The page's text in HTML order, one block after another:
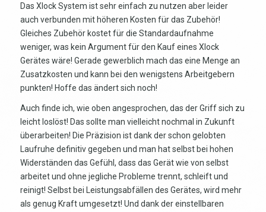
Das Xlock System ist sehr einfach zu nutzen aber leider
auch verbunden mit höheren Kosten für das Zubehör!
Gleiches Zubehör kostet für die Standardaufnahme
weniger, was kein Argument für den Kauf eines Xlock
Gerätes wäre! Gerade gewerblich mach das eine Menge an
Zusatzkosten und kann bei den wenigstens Arbeitgebern
punkten! Hoffe das ändert sich noch!
Auch finde ich, wie oben angesprochen, das der Griff sich zu
leicht loslöst! Das sollte man vielleicht nochmal in Zukunft
überarbeiten! Die Präzision ist dank der schon gelobten
Laufruhe definitiv gegeben und man hat selbst bei hohen
Widerständen das Gefühl, dass das Gerät wie von selbst
arbeitet und ohne jegliche Probleme trennt, schleift und
reinigt! Selbst bei Leistungsabfällen des Gerätes, wird mehr
als genug Kraft umgesetzt! Und dank der einstellbaren